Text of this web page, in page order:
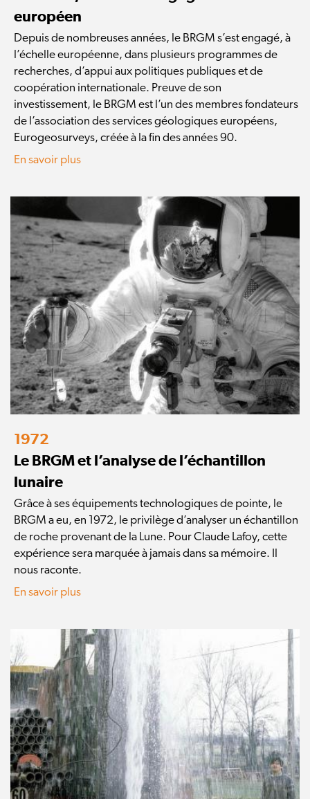
européen
Depuis de nombreuses années, le BRGM s’est engagé, à
l’échelle européenne, dans plusieurs programmes de
recherches, d’appui aux politiques publiques et de
coopération internationale. Preuve de son
investissement, le BRGM est l’un des membres fondateurs
de l’association des services géologiques européens,
Eurogeosurveys, créée à la fin des années 90.
En savoir plus
1972
Le BRGM et l’analyse de l’échantillon
lunaire
Grâce à ses équipements technologiques de pointe, le
BRGM a eu, en 1972, le privilège d’analyser un échantillon
de roche provenant de la Lune. Pour Claude Lafoy, cette
expérience sera marquée à jamais dans sa mémoire. Il
nous raconte.
En savoir plus